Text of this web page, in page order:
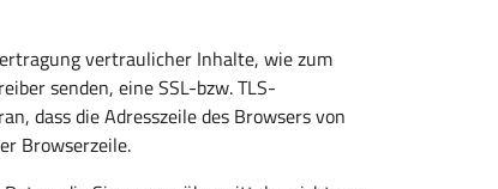
vertraulicher Inhalte, wie zum
senden, eine SSL-bzw. TLS-
dass die Adresszeile des Browsers von
Browserzeile.